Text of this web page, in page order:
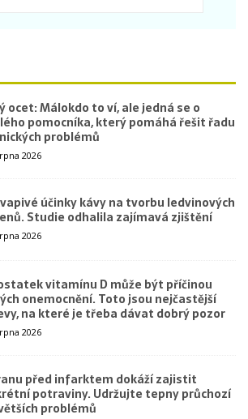
ocet: Málokdo to ví, ale jedná se o
pomocníka, který pomáhá řešit řadu
problémů
2026
účinky kávy na tvorbu ledvinových
Studie odhalila zajímavá zjištění
2026
vitamínu D může být příčinou
onemocnění. Toto jsou nejčastější
na které je třeba dávat dobrý pozor
2026
před infarktem dokáží zajistit
potraviny. Udržujte tepny průchozí
problémů